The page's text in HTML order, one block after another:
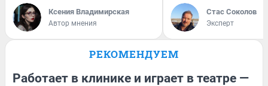
Ксения Владимирская
Автор мнения
Стас Соколов
Эксперт
РЕКОМЕНДУЕМ
Работает в клинике и играет в театре —